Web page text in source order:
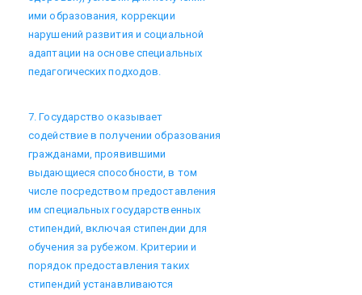
ими образования, коррекции
нарушений развития и социальной
адаптации на основе специальных
педагогических подходов.
7. Государство оказывает
содействие в получении образования
гражданами, проявившими
выдающиеся способности, в том
числе посредством предоставления
им специальных государственных
стипендий, включая стипендии для
обучения за рубежом. Критерии и
порядок предоставления таких
стипендий устанавливаются